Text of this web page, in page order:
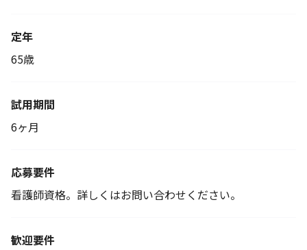
定年
65歳
試用期間
6ヶ月
応募要件
看護師資格。詳しくはお問い合わせください。
歓迎要件